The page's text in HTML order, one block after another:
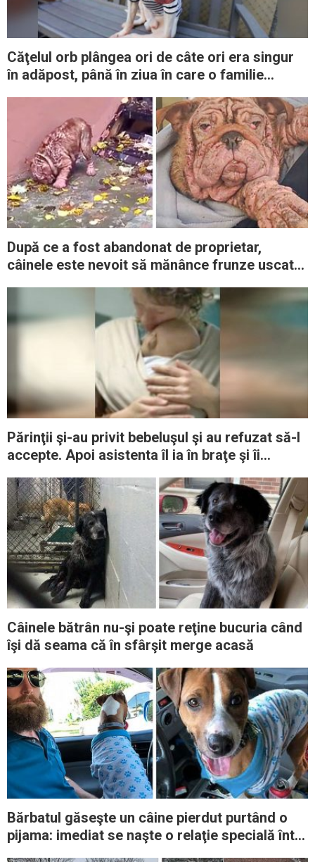
Căţelul orb plângea ori de câte ori era singur
în adăpost, până în ziua în care o familie
După ce a fost abandonat de proprietar,
câinele este nevoit să mănânce frunze uscate
Părinţii şi-au privit bebeluşul şi au refuzat să-l
accepte. Apoi asistenta îl ia în braţe şi îi
Câinele bătrân nu-şi poate reţine bucuria când
îşi dă seama că în sfârşit merge acasă
Bărbatul găseşte un câine pierdut purtând o
pijama: imediat se naşte o relaţie specială între